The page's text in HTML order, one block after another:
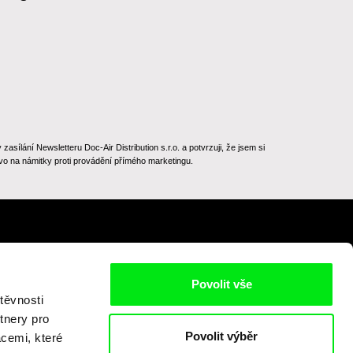
pro
které
Povolit vše
Povolit výběr
Newsletteru Doc-Air Distribution s.r.o. a potvrzuji, že jsem si
na námitky proti provádění přímého marketingu.
Na začátek stránky